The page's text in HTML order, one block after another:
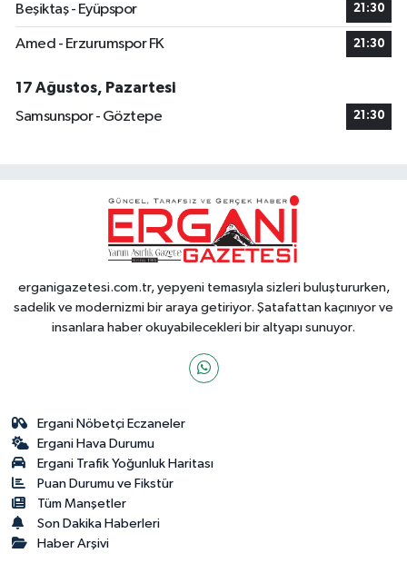
Beşiktaş - Eyüpspor 21:30
Amed - Erzurumspor FK 21:30
17 Ağustos, Pazartesi
Samsunspor - Göztepe
21:30
erganigazetesi.com.tr, yepyeni temasıyla sizleri buluştururken,
sadelik ve modernizmi bir araya getiriyor. Şatafattan kaçınıyor ve
insanlara haber okuyabilecekleri bir altyapı sunuyor.
Ergani Nöbetçi Eczaneler
Ergani Hava Durumu
Ergani Trafik Yoğunluk Haritası
Puan Durumu ve Fikstür
Tüm Manşetler
Son Dakika Haberleri
Haber Arşivi